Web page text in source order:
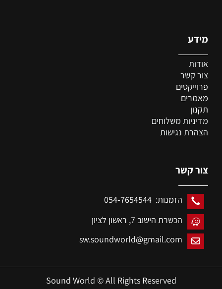
מידע
אודות
צור קשר
פרוייקטים
מאמרים
תקנון
מדיניות משלוחים
הצהרת נגישות
צור קשר
הזמנות: 054-7654544
הכשרת הישוב 7,
ראשון לציון
sw.soundworld@gmail.com
Sound World © All Rights Reserved